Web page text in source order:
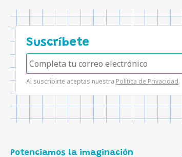
Suscríbete
Al suscribirte aceptas nuestra Política de Privacidad.
Potenciamos la imaginación